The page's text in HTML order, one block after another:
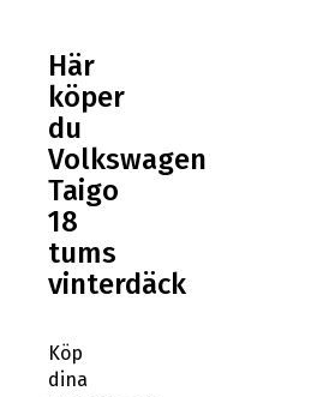
Här
köper
du
Volkswagen
Taigo
18
tums
vinterdäck
Köp
dina